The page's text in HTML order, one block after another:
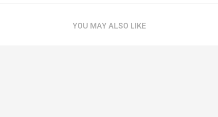
YOU MAY ALSO LIKE